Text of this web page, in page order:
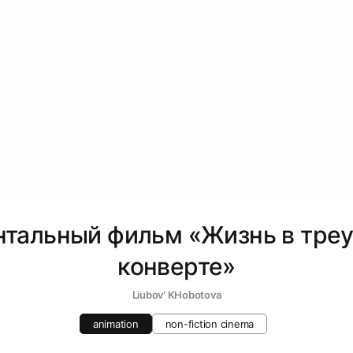
фильм «Жизнь в
конверте»
Liubov' KHobotova
animation non-fiction cinema